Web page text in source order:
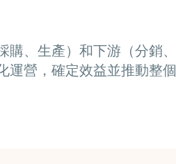
、生產）和下游（分銷、
運營，確定效益並推動整個